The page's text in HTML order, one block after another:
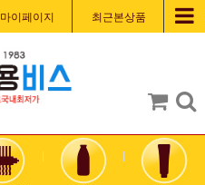
마이페이지 최근본상품